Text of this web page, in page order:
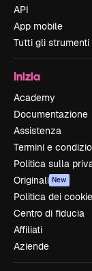
API
App mobile
Tutti gli strumenti
Inizia
Academy
Documentazione
Assistenza
Termini e
Politica sulla
Originali New
Politica dei cookie
Centro di fiducia
Affiliati
Aziende